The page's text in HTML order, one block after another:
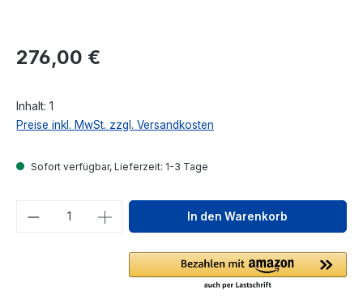
Regulärer Preis:
276,00 €
Inhalt: 1
Preise inkl. MwSt. zzgl. Versandkosten
Sofort verfügbar, Lieferzeit: 1-3 Tage
Produkt Anzahl: Gib denIn den Warenkorb